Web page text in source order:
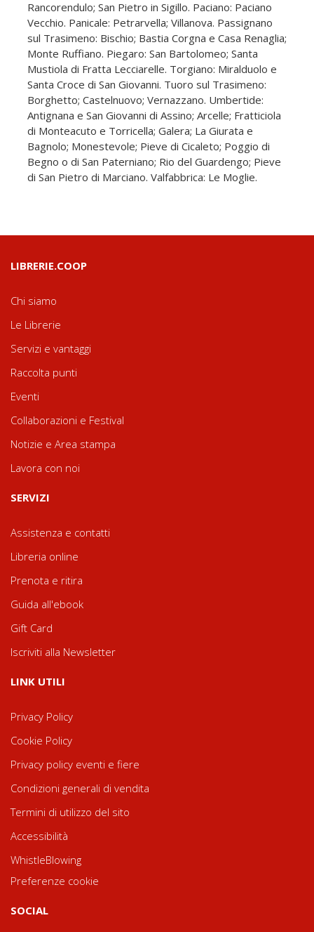
Rancorendulo; San Pietro in Sigillo. Paciano: Paciano
Vecchio. Panicale: Petrarvella; Villanova. Passignano
sul Trasimeno: Bischio; Bastia Corgna e Casa Renaglia;
Monte Ruffiano. Piegaro: San Bartolomeo; Santa
Mustiola di Fratta Lecciarelle. Torgiano: Miralduolo e
Santa Croce di San Giovanni. Tuoro sul Trasimeno:
Borghetto; Castelnuovo; Vernazzano. Umbertide:
Antignana e San Giovanni di Assino; Arcelle; Fratticiola
di Monteacuto e Torricella; Galera; La Giurata e
Bagnolo; Monestevole; Pieve di Cicaleto; Poggio di
Begno o di San Paterniano; Rio del Guardengo; Pieve
di San Pietro di Marciano. Valfabbrica: Le Moglie.
LIBRERIE.COOP
Chi siamo
Le Librerie
Servizi e vantaggi
Raccolta punti
Eventi
Collaborazioni e Festival
Notizie e Area stampa
Lavora con noi
SERVIZI
Assistenza e contatti
Libreria online
Prenota e ritira
Guida all'ebook
Gift Card
Iscriviti alla Newsletter
LINK UTILI
Privacy Policy
Cookie Policy
Privacy policy eventi e fiere
Condizioni generali di vendita
Termini di utilizzo del sito
Accessibilità
WhistleBlowing
Preferenze cookie
SOCIAL